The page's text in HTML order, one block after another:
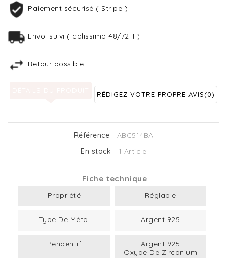
Paiement sécurisé ( Stripe )
Envoi suivi ( colissimo 48/72H )
Retour possible
RÉDIGEZ VOTRE PROPRE AVIS(0)
Référence
ABC514BA
En stock
1 Article
Fiche technique
Propriété Réglable
Type De Métal Argent 925
Pendentif
Argent 925
Oxyde De Zirconium